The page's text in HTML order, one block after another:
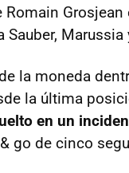
Romain
Sauber,
la moneda
la última
en un
go de cinco